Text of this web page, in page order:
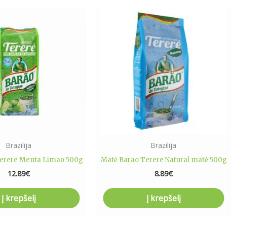
Brazilija
Menta Limao 500g
12.89€
Į krepšelį
Brazilija
Matė Barao Terere Natural matė 500g
8.89€
Į krepšelį